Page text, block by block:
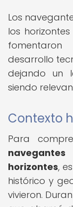
Los
los
desarrollo
dejando un
siendo
Contexto
Para
horizontes,
histórico y
vivieron.